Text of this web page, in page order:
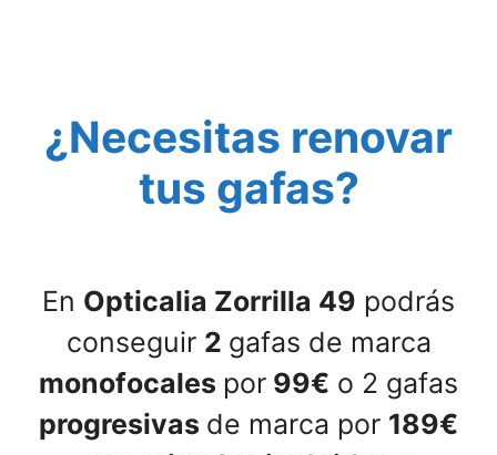
¿Necesitas renovar
tus gafas?
En Opticalia Zorrilla 49 podrás
conseguir 2 gafas de marca
monofocales por 99€ o 2 gafas
progresivas de marca por 189€